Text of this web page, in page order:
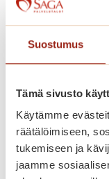
Suostumus
Tämä sivusto
Käytämme
räätälöimiseen,
tukemiseen ja
jaamme
Asukkailla
autopaikka
Katso